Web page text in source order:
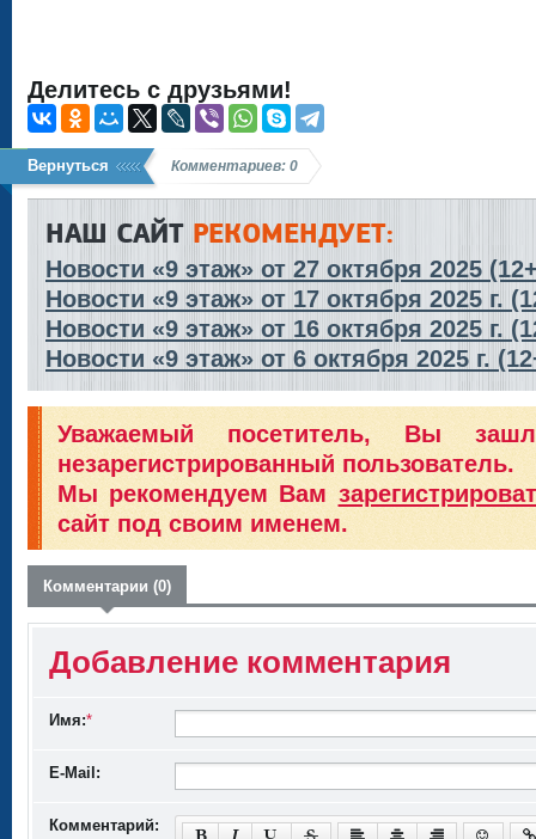
Делитесь с друзьями!
Вернуться Комментариев: 0
НАШ САЙТРЕКОМЕНДУЕТ:
Новости «9 этаж» от 27 октября 2025
Новости «9 этаж» от 17 октября 2025 г.
Новости «9 этаж» от 16 октября 2025 г.
Новости «9 этаж» от 6 октября 2025 г.
Уважаемый посетитель, Вы
незарегистрированный пользователь.
Мы рекомендуем Вам
сайт под своим именем.
Комментарии (0)
Добавление комментария
Имя:*
E-Mail:
Комментарий: